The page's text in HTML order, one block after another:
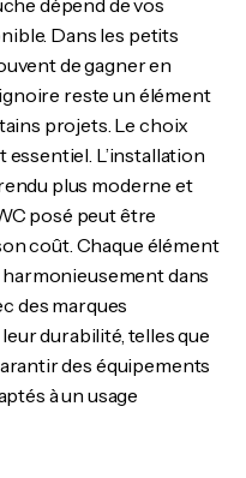
Dans les petits
de gagner en
reste un élément
projets. Le choix
L’installation
plus moderne et
posé peut être
coût. Chaque élément
dans
des marques
durabilité, telles que
des équipements
à un usage